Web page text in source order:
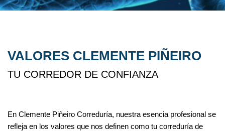
VALORES CLEMENTE PIÑEIRO
TU CORREDOR DE CONFIANZA
En Clemente Piñeiro Correduría, nuestra esencia profesional se
refleja en los valores que nos definen como tu correduría de